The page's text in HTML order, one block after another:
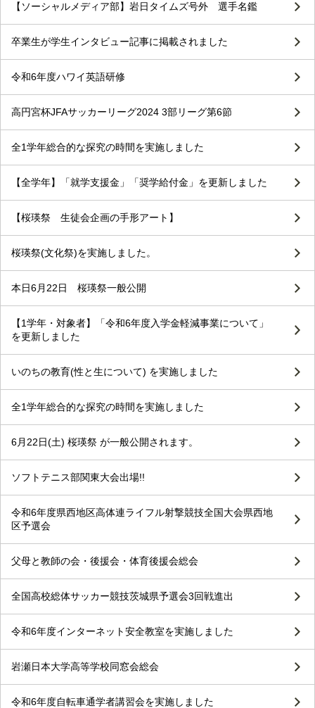
【ソーシャルメディア部】岩日タイムズ号外 選手名鑑
卒業生が学生インタビュー記事に掲載されました
令和6年度ハワイ英語研修
高円宮杯JFAサッカーリーグ2024 3部リーグ第6節
全1学年総合的な探究の時間を実施しました
【全学年】「就学支援金」「奨学給付金」を更新しました
【桜瑛祭 生徒会企画の手形アート】
桜瑛祭(文化祭)を実施しました。
本日6月22日 桜瑛祭一般公開
【1学年・対象者】「令和6年度入学金軽減事業について」
を更新しました
いのちの教育(性と生について) を実施しました
全1学年総合的な探究の時間を実施しました
6月22日(土) 桜瑛祭 が一般公開されます。
ソフトテニス部関東大会出場!!
令和6年度県西地区高体連ライフル射撃競技全国大会県西地
区予選会
父母と教師の会・後援会・体育後援会総会
全国高校総体サッカー競技茨城県予選会3回戦進出
令和6年度インターネット安全教室を実施しました
岩瀬日本大学高等学校同窓会総会
令和6年度自転車通学者講習会を実施しました